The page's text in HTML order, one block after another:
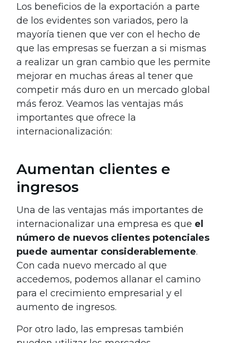
Los beneficios de la exportación a parte
de los evidentes son variados, pero la
mayoría tienen que ver con el hecho de
que las empresas se fuerzan a si mismas
a realizar un gran cambio que les permite
mejorar en muchas áreas al tener que
competir más duro en un mercado global
más feroz. Veamos las ventajas más
importantes que ofrece la
internacionalización:
Aumentan clientes e
ingresos
Una de las ventajas más importantes de
internacionalizar una empresa es que el
número de nuevos clientes potenciales
puede aumentar considerablemente.
Con cada nuevo mercado al que
accedemos, podemos allanar el camino
para el crecimiento empresarial y el
aumento de ingresos.
Por otro lado, las empresas también